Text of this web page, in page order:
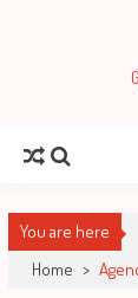
You are here
Home >